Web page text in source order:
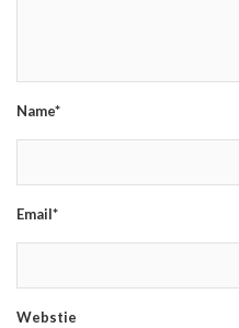
Name*
Email*
Webstie